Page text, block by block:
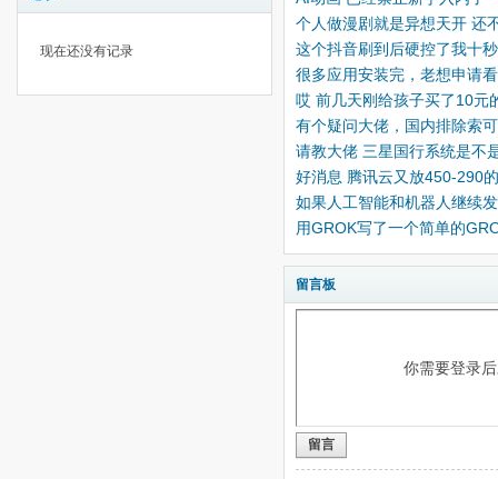
现在还没有记录
个人做漫剧就是异想天开 还
这个抖音刷到后硬控了我十秒
很多应用安装完，老想申请
哎 前几天刚给孩子买了10元
有个疑问大佬，国内排除索
请教大佬 三星国行系统是不
好消息 腾讯云又放450-290
如果人工智能和机器人继续
用GROK写了一个简单的
留言板
你需要登录
留言